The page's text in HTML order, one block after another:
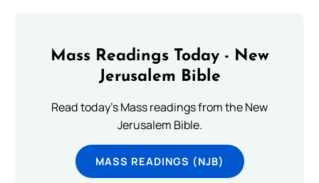
Mass Readings Today - New
Jerusalem Bible
Read today's Mass readings from the New
Jerusalem Bible.
MASS READINGS (NJB)